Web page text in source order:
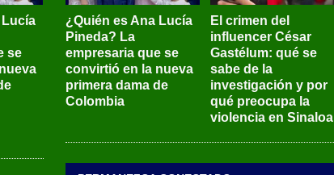
Lucía
se
¿Quién es Ana Lucía
Pineda? La
empresaria que se
convirtió en la nueva
primera dama de
Colombia
El crimen del
influencer César
Gastélum: qué se
sabe de la
investigación y por
qué preocupa la
violencia en Sinaloa